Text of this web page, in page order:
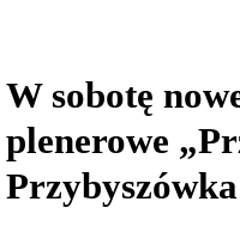
W sobotę
plenerowe